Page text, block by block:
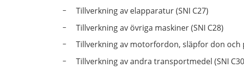
Tillverkning av elapparatur (SNI C27)
Tillverkning av övriga maskiner (SNI C28)
Tillverkning av motorfordon, släpfor­ don och
Tillverkning av andra transportmedel (SNI